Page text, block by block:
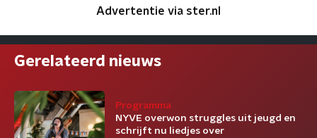
Advertentie via ster.nl
Gerelateerd nieuws
Programma
NYVE overwon struggles uit jeugd en
schrijft nu liedjes over